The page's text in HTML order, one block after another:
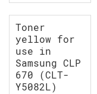
Toner
yellow for
use in
Samsung CLP
670 (CLT-
Y5082L)